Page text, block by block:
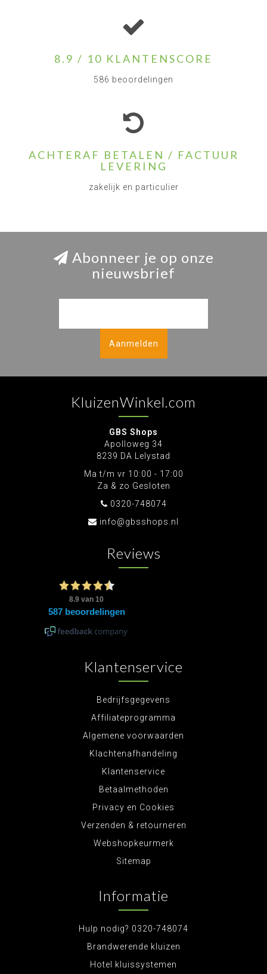
8.9 / 10 KLANTENSCORE
586 beoordelingen
ACHTERAF BETALEN / FACTUUR
LEVERING
zakelijk en particulier
Abonneer je op onze
nieuwsbrief
Aanmelden
KluizenWinkel.com
GBS Shops
Apolloweg 34
8239 DA Lelystad
Ma t/m vr 10:00 - 17:00
Za & zo Gesloten
0320-748074
info@gbsshops.nl
Reviews
Klantenservice
Bedrijfsgegevens
Affiliateprogramma
Algemene voorwaarden
Klachtenafhandeling
Klantenservice
Betaalmethoden
Privacy en Cookies
Verzenden & retourneren
Webshopkeurmerk
Sitemap
Informatie
Hulp nodig? 0320-748074
Brandwerende kluizen
Hotel kluissystemen